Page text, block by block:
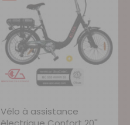
Vélo à assistance